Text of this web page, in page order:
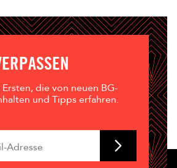
die von neuen BG-
und Tipps erfahren.